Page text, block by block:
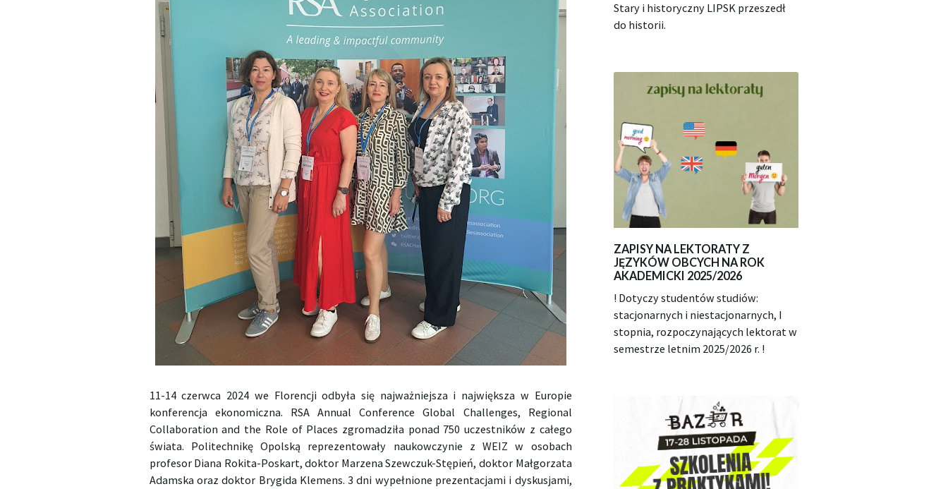
11-14 czerwca 2024 we Florencji odbyła się najważniejsza i największa w Europie
konferencja ekonomiczna. RSA Annual Conference Global Challenges, Regional
Collaboration and the Role of Places zgromadziła ponad 750 uczestników z całego
świata. Politechnikę Opolską reprezentowały naukowczynie z WEIZ w osobach
profesor Diana Rokita-Poskart, doktor Marzena Szewczuk-Stępień, doktor Małgorzata
Adamska oraz doktor Brygida Klemens. 3 dni wypełnione prezentacjami i dyskusjami,
Stary i historyczny LIPSK przeszedł
do historii.
ZAPISY NA LEKTORATY Z
JĘZYKÓW OBCYCH NA ROK
AKADEMICKI 2025/2026
! Dotyczy studentów studiów:
stacjonarnych i niestacjonarnych, I
stopnia, rozpoczynających lektorat w
semestrze letnim 2025/2026 r. !